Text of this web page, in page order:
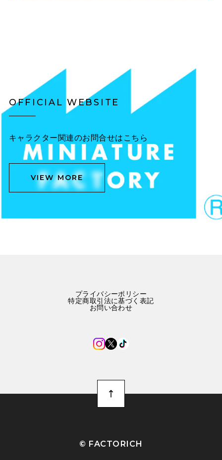
OFFICIAL WEBSITE
キャラクター関連のお問合せはこちら
VIEW MORE
プライバシーポリシー
特定商取引法に基づく表記
お問い合わせ
©︎ FACTORICH